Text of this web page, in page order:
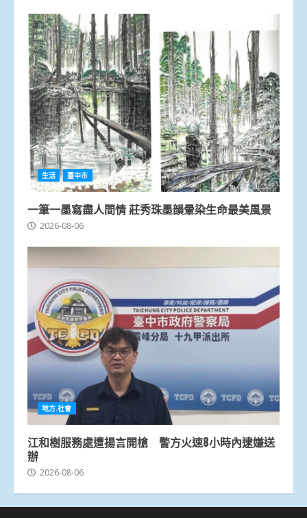
生活 臺中市
一筆一墨寫盡人間情 莊秀珠墨韻暈染生命最美風景
2026-08-06
地方.社會
江和樹服務處遭揚言開槍 警方火速8小時內逮嫌送
辦
2026-08-06